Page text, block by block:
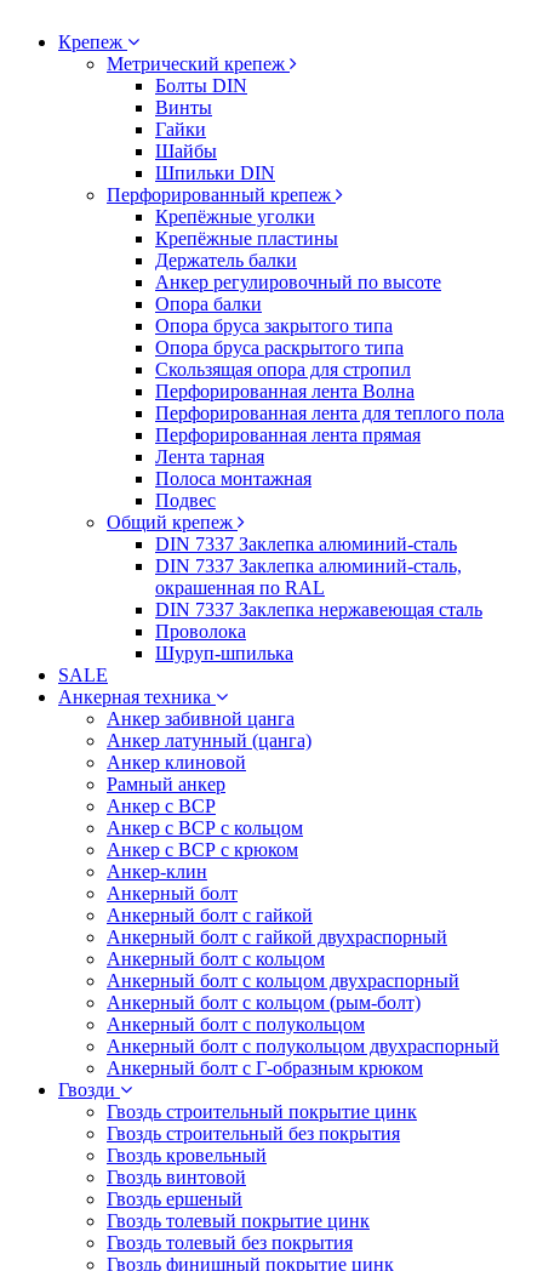
Крепеж
Метрический крепеж
Болты DIN
Винты
Гайки
Шайбы
Шпильки DIN
Перфорированный крепеж
Крепёжные уголки
Крепёжные пластины
Держатель балки
Анкер регулировочный по высоте
Опора балки
Опора бруса закрытого типа
Опора бруса раскрытого типа
Скользящая опора для стропил
Перфорированная лента Волна
Перфорированная лента для теплого пола
Перфорированная лента прямая
Лента тарная
Полоса монтажная
Подвес
Общий крепеж
DIN 7337 Заклепка алюминий-сталь
DIN 7337 Заклепка алюминий-сталь,
окрашенная по RAL
DIN 7337 Заклепка нержавеющая сталь
Проволока
Шуруп-шпилька
SALE
Анкерная техника
Анкер забивной цанга
Анкер латунный (цанга)
Анкер клиновой
Рамный анкер
Анкер с ВСР
Анкер с ВСР с кольцом
Анкер с ВСР с крюком
Анкер-клин
Анкерный болт
Анкерный болт с гайкой
Анкерный болт с гайкой двухраспорный
Анкерный болт с кольцом
Анкерный болт с кольцом двухраспорный
Анкерный болт с кольцом (рым-болт)
Анкерный болт с полукольцом
Анкерный болт с полукольцом двухраспорный
Анкерный болт с Г-образным крюком
Гвозди
Гвоздь строительный покрытие цинк
Гвоздь строительный без покрытия
Гвоздь кровельный
Гвоздь винтовой
Гвоздь ершеный
Гвоздь толевый покрытие цинк
Гвоздь толевый без покрытия
Гвоздь финишный покрытие цинк